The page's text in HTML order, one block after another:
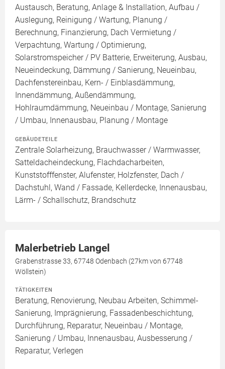
Austausch, Beratung, Anlage & Installation, Aufbau /
Auslegung, Reinigung / Wartung, Planung /
Berechnung, Finanzierung, Dach Vermietung /
Verpachtung, Wartung / Optimierung,
Solarstromspeicher / PV Batterie, Erweiterung, Ausbau,
Neueindeckung, Dämmung / Sanierung, Neueinbau,
Dachfenstereinbau, Kern- / Einblasdämmung,
Innendämmung, Außendämmung,
Hohlraumdämmung, Neueinbau / Montage, Sanierung
/ Umbau, Innenausbau, Planung / Montage
GEBÄUDETEILE
Zentrale Solarheizung, Brauchwasser / Warmwasser,
Satteldacheindeckung, Flachdacharbeiten,
Kunststofffenster, Alufenster, Holzfenster, Dach /
Dachstuhl, Wand / Fassade, Kellerdecke, Innenausbau,
Lärm- / Schallschutz, Brandschutz
Malerbetrieb Langel
Grabenstrasse 33, 67748 Odenbach (27km von 67748
Wöllstein)
TÄTIGKEITEN
Beratung, Renovierung, Neubau Arbeiten, Schimmel-
Sanierung, Imprägnierung, Fassadenbeschichtung,
Durchführung, Reparatur, Neueinbau / Montage,
Sanierung / Umbau, Innenausbau, Ausbesserung /
Reparatur, Verlegen